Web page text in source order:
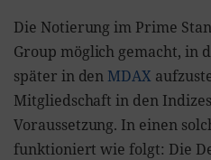
Die Notierung im Prime
Group möglich gemacht, in
später in den MDAX
Mitgliedschaft in den
Voraussetzung. In einen
funktioniert wie folgt: Die